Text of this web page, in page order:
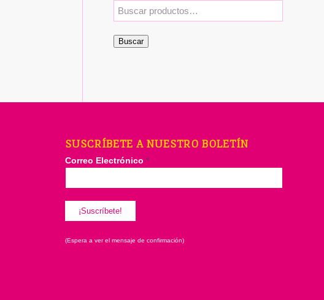
Buscar
SUSCRÍBETE A NUESTRO BOLETÍN
Correo Electrónico*
(Espera a ver el mensaje de confirmación)